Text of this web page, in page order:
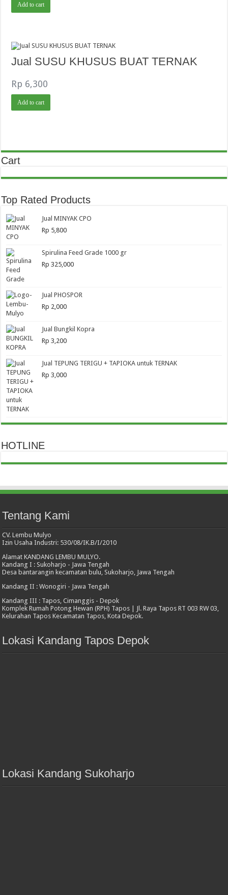
Add to cart
Jual SUSU KHUSUS BUAT TERNAK
Rp 6,300
Add to cart
Cart
Top Rated Products
Jual MINYAK CPO
Rp 5,800
Spirulina Feed Grade 1000 gr
Rp 325,000
Jual PHOSPOR
Rp 2,000
Jual Bungkil Kopra
Rp 3,200
Jual TEPUNG TERIGU + TAPIOKA untuk TERNAK
Rp 3,000
HOTLINE
Tentang Kami
CV. Lembu Mulyo
Izin Usaha Industri: 530/08/IK.B/I/2010
Alamat KANDANG LEMBU MULYO.
Kandang I : Sukoharjo - Jawa Tengah
Desa bantarangin kecamatan bulu, Sukoharjo, Jawa Tengah
Kandang II : Wonogiri - Jawa Tengah
Kandang III : Tapos, Cimanggis - Depok
Komplek Rumah Potong Hewan (RPH) Tapos | Jl. Raya Tapos RT 003 RW 03,
Kelurahan Tapos Kecamatan Tapos, Kota Depok.
Lokasi Kandang Tapos Depok
Lokasi Kandang Sukoharjo